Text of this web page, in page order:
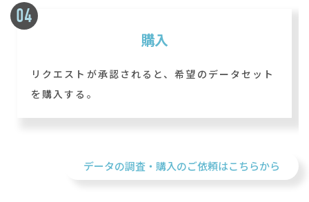
購入
リクエストが承認されると、希望のデータセット
を購入する。
データの調査・購入のご依頼はこちらから